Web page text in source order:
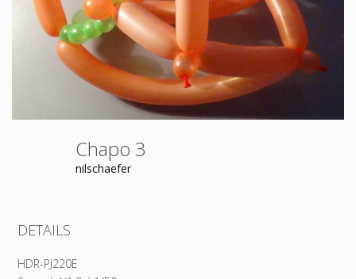
Chapo 3
nilschaefer
DETAILS
HDR-PJ220E